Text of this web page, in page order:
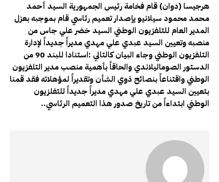
هرجيسا (دوان) قام فخامة رئيس الجمهورية السيد أحمد
مـحمد محمود سيلانيو يإصدار تعميم رئاسي قام بموجبه بعزل
المدير العام للتلفزيون الوطني السيد خضر علي جاس من
منصبه وتعيين السيد عبدي علي مهدي مديراً جديداً لإدارة
التلفزيون الوطني وجاء البيان كالتالي :استنادا للبند 90 من
الدستور الصوماليلاندي والحاقاً بأهمية منصب مدير التلفزيون
الوطني واقتناعاً بنصائح ذوي الشأن وتقديراً لمؤهلاته فقد قمنا
بتعيين السيد عبدي علي مهدي مديراً جديداً للتفلزيون
الوطني ابتداءاً من تاريخ صدور هذا التعميم الرئاسي..